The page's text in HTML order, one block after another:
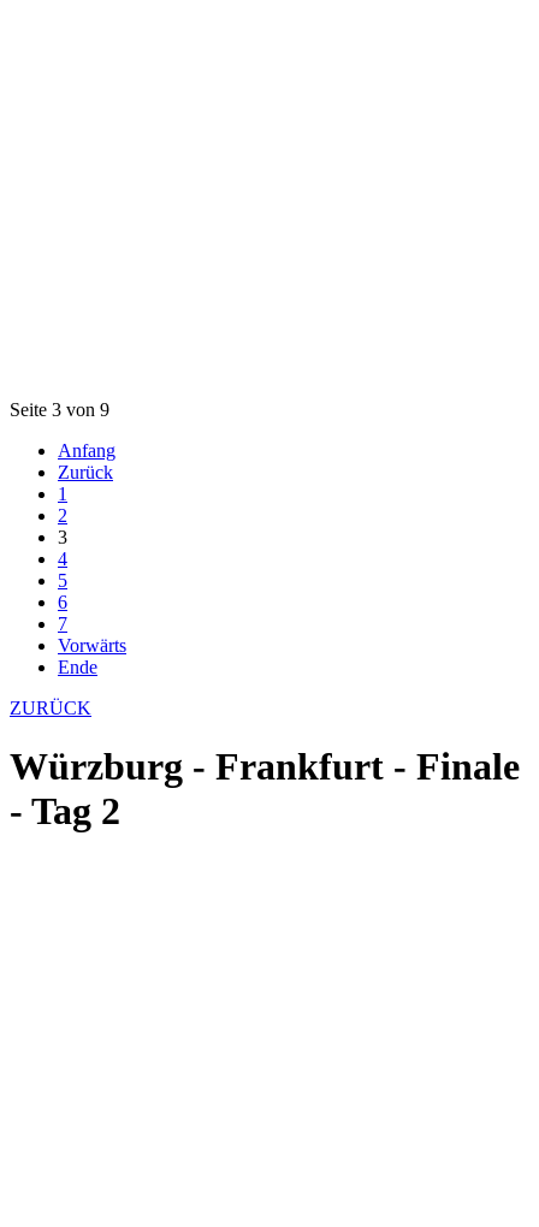
Seite 3 von 9
Anfang
Zurück
1
2
3
4
5
6
7
Vorwärts
Ende
ZURÜCK
Würzburg - Frankfurt - Finale
- Tag 2